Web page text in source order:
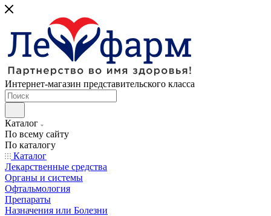
Интернет-магазин представительского класса
Каталог
По всему сайту
По каталогу
Каталог
Лекарственные средства
Органы и системы
Офтальмология
Препараты
Назначения или Болезни